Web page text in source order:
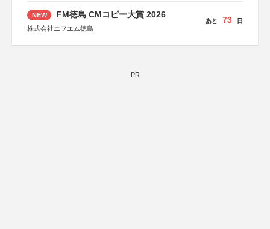
NEW FM徳島 CMコピー大賞 2026
株式会社エフエム徳島
あと 73 日
PR